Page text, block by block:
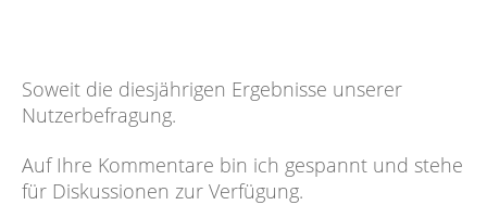
Soweit die diesjährigen Ergebnisse unserer
Nutzerbefragung.
Auf Ihre Kommentare bin ich gespannt und stehe
für Diskussionen zur Verfügung.